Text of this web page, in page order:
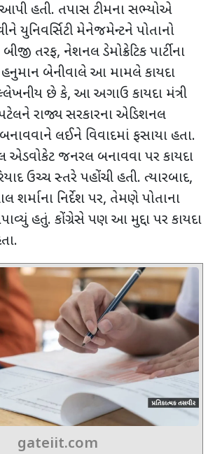
હતી. તપાસ ટીમના સભ્યોએ
યુનિવર્સિટી મેનેજમેન્ટને પોતાનો
બીજી તરફ, નેશનલ ડેમોક્રેટિક પાર્ટીના
બેનીવાલે આ મામલે કાયદા
છે કે, આ અગાઉ કાયદા મંત્રી
રાજ્ય સરકારના એડિશનલ
લઈને વિવાદમાં ફસાયા હતા.
એડવોકેટ જનરલ બનાવવા પર કાયદા
ઉચ્ચ સ્તરે પહોંચી હતી. ત્યારબાદ,
શર્માના નિર્દેશ પર, તેમણે પોતાના
હતું. કોંગ્રેસે પણ આ મુદ્દા પર કાયદા
gateiit.com